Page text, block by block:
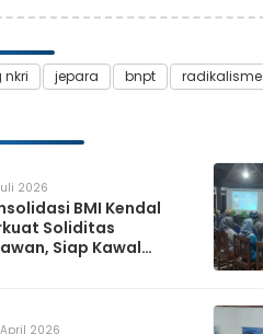
jepara bnpt radikalisme
2026
BMI Kendal
Soliditas
Siap Kawal
2026